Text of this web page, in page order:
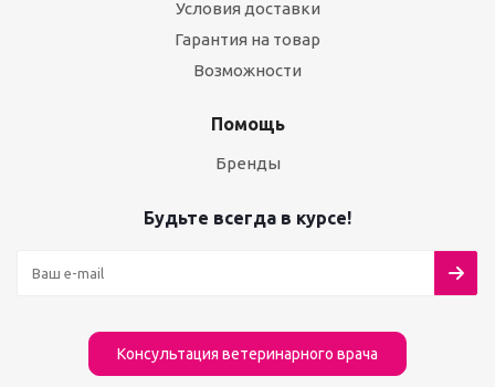
Условия доставки
Гарантия на товар
Возможности
Помощь
Бренды
Будьте всегда в курсе!
Консультация ветеринарного врача